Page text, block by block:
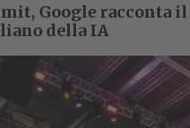
Google racconta il
della IA